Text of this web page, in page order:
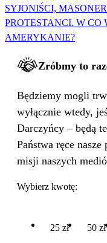
SYJONIŚCI,
PROTESTANCI. W CO
AMERYKANIE?
Zróbmy to
Będziemy mogli
wyłącznie wtedy,
Darczyńcy – będą
Państwa ręce
misji naszych
Wybierz kwotę:
25 zł 50 zł